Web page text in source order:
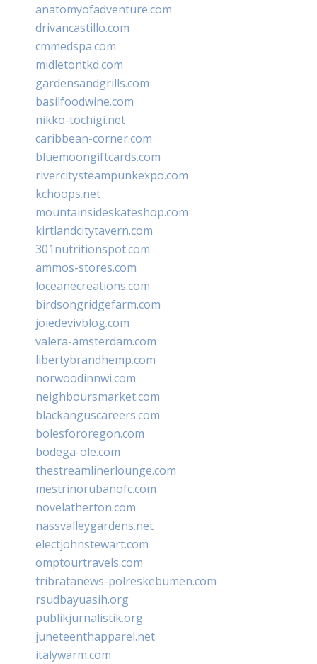
anatomyofadventure.com
drivancastillo.com
cmmedspa.com
midletontkd.com
gardensandgrills.com
basilfoodwine.com
nikko-tochigi.net
caribbean-corner.com
bluemoongiftcards.com
rivercitysteampunkexpo.com
kchoops.net
mountainsideskateshop.com
kirtlandcitytavern.com
301nutritionspot.com
ammos-stores.com
loceanecreations.com
birdsongridgefarm.com
joiedevivblog.com
valera-amsterdam.com
libertybrandhemp.com
norwoodinnwi.com
neighboursmarket.com
blackanguscareers.com
bolesfororegon.com
bodega-ole.com
thestreamlinerlounge.com
mestrinorubanofc.com
novelatherton.com
nassvalleygardens.net
electjohnstewart.com
omptourtravels.com
tribratanews-polreskebumen.com
rsudbayuasih.org
publikjurnalistik.org
juneteenthapparel.net
italywarm.com